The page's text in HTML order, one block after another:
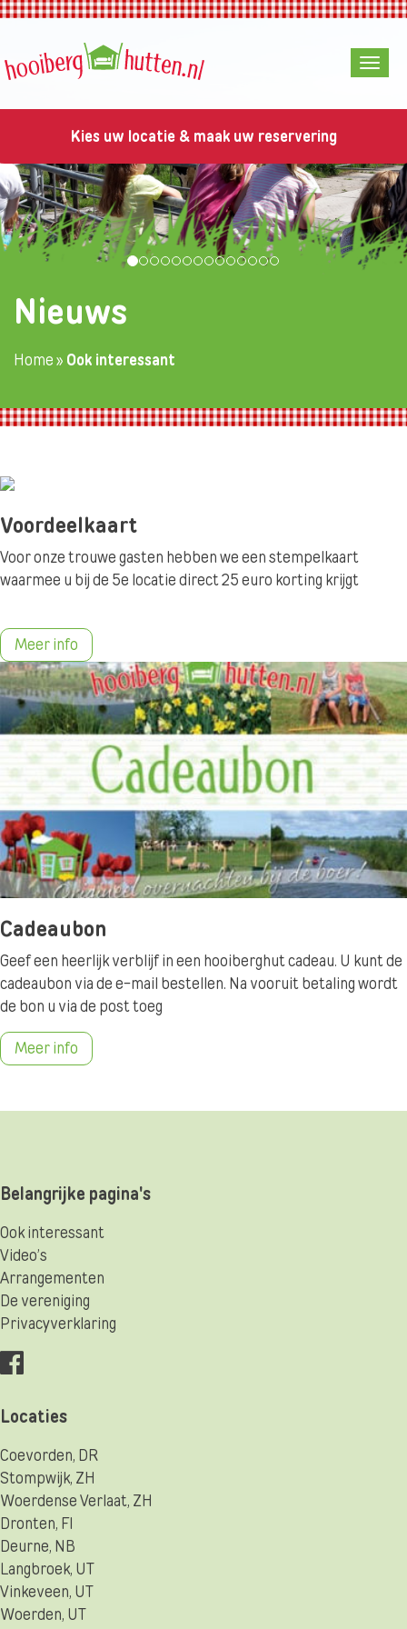
Kies uw locatie & maak uw reservering
Nieuws
Home» Ook interessant
Voordeelkaart
Voor onze trouwe gasten hebben we een stempelkaart
waarmee u bij de 5e locatie direct 25 euro korting krijgt
Meer info
Cadeaubon
Geef een heerlijk verblijf in een hooiberghut cadeau. U kunt de
cadeaubon via de e-mail bestellen. Na vooruit betaling wordt
de bon u via de post toeg
Meer info
Belangrijke pagina's
Ook interessant
Video’s
Arrangementen
De vereniging
Privacyverklaring
Locaties
Coevorden, DR
Stompwijk, ZH
Woerdense Verlaat, ZH
Dronten, Fl
Deurne, NB
Langbroek, UT
Vinkeveen, UT
Woerden, UT